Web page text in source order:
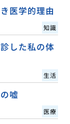
医学的理由
知識
した私の体
生活
嘘
医療